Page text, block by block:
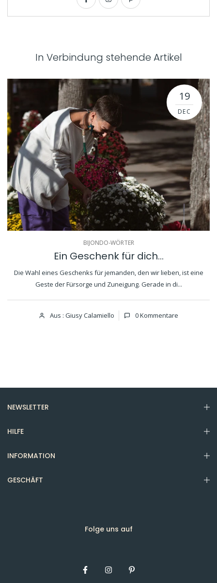
In Verbindung stehende Artikel
19
DEC
BIJONDO-WÖRTER
Ein Geschenk für dich...
Die Wahl eines Geschenks für jemanden, den wir lieben, ist eine
Geste der Fürsorge und Zuneigung. Gerade in di...
Aus : Giusy Calamiello 0Kommentare
NEWSLETTER
HILFE
INFORMATION
GESCHÄFT
Folge uns auf